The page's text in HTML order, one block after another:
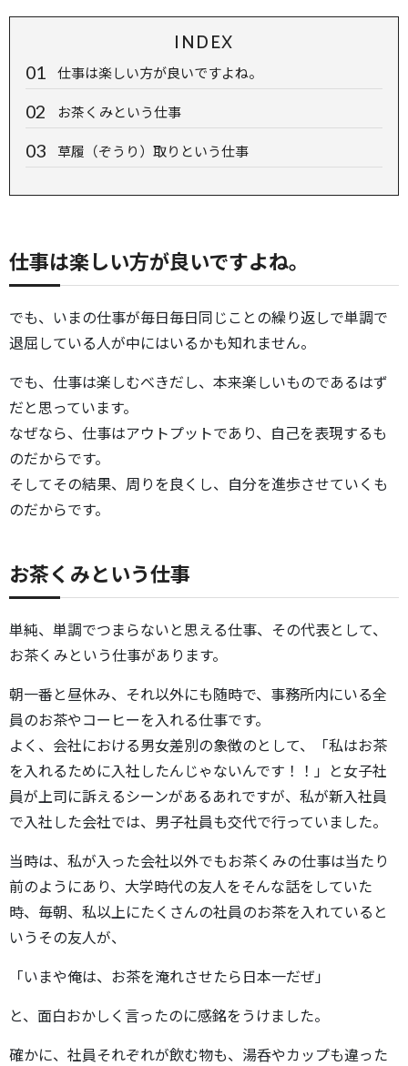
INDEX
仕事は楽しい方が良いですよね。
お茶くみという仕事
草履（ぞうり）取りという仕事
仕事は楽しい方が良いですよね。
でも、いまの仕事が毎日毎日同じことの繰り返しで単調で
退屈している人が中にはいるかも知れません。
でも、仕事は楽しむべきだし、本来楽しいものであるはず
だと思っています。
なぜなら、仕事はアウトプットであり、自己を表現するも
のだからです。
そしてその結果、周りを良くし、自分を進歩させていくも
のだからです。
お茶くみという仕事
単純、単調でつまらないと思える仕事、その代表として、
お茶くみという仕事があります。
朝一番と昼休み、それ以外にも随時で、事務所内にいる全
員のお茶やコーヒーを入れる仕事です。
よく、会社における男女差別の象徴のとして、「私はお茶
を入れるために入社したんじゃないんです！！」と女子社
員が上司に訴えるシーンがあるあれですが、私が新入社員
で入社した会社では、男子社員も交代で行っていました。
当時は、私が入った会社以外でもお茶くみの仕事は当たり
前のようにあり、大学時代の友人をそんな話をしていた
時、毎朝、私以上にたくさんの社員のお茶を入れていると
いうその友人が、
「いまや俺は、お茶を淹れさせたら日本一だぜ」
と、面白おかしく言ったのに感銘をうけました。
確かに、社員それぞれが飲む物も、湯呑やカップも違った